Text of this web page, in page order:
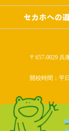
セカホへの
〒657-0029 兵
開校時間：平